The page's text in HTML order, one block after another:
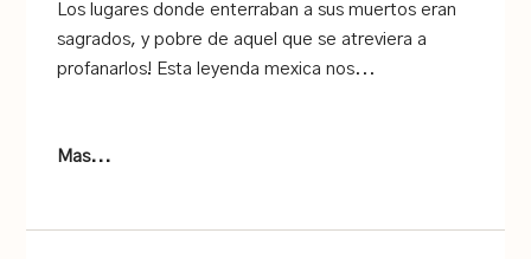
Los lugares donde enterraban a sus muertos eran
sagrados, y pobre de aquel que se atreviera a
profanarlos! Esta leyenda mexica nos...
Mas...